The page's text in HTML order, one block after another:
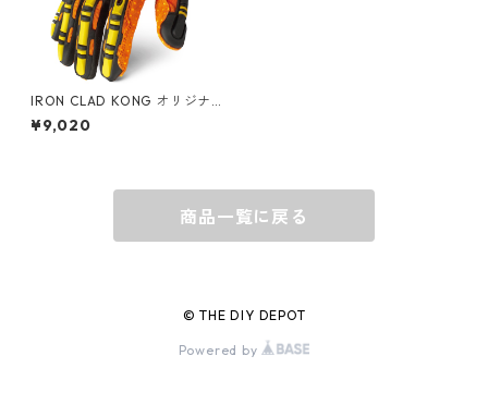
グラス
BELL
IRON CLAD KONG オリジナ
ルグローブ SDX2
¥9,020
商品一覧に戻る
© THE DIY DEPOT
Powered by